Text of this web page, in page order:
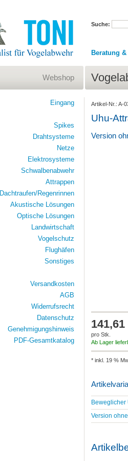
Suche:
Beratung
Artikel-Nr.: A-
Uhu-
Version
141,61
pro Stk.
Ab Lager
* inkl. 19 %
Beweglicher
Version
Webshop
Eingang
Spikes
Drahtsysteme
Netze
Elektrosysteme
Schwalbenabwehr
Attrappen
Dachtraufen/Regenrinnen
Akustische Lösungen
Optische Lösungen
Landwirtschaft
Vogelschutz
Flughäfen
Sonstiges
Versandkosten
AGB
Widerrufsrecht
Datenschutz
Genehmigungshinweis
PDF-Gesamtkatalog